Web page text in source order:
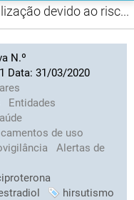
Ciproterona - Restrições de utilização devido ao risco de meningioma
N.º
Data: 31/03/2020
Entidades
de uso
Alertas de
hirsutismo